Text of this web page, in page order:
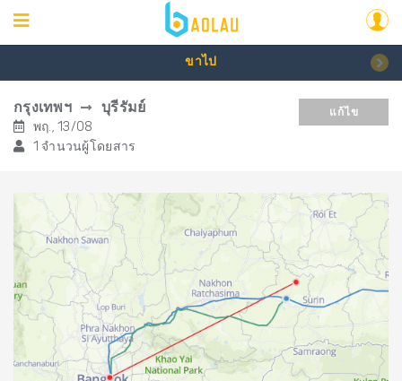
ขาไป
กรุงเทพฯ บุรีรัมย์
พฤ., 13/08
1 จำนวนผู้โดยสาร
แก้ไข